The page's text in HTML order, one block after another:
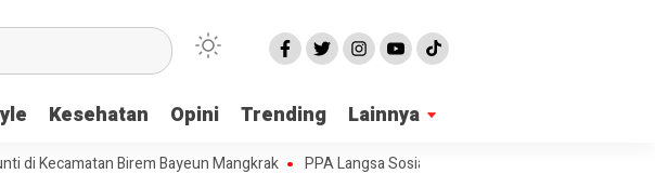
Kesehatan Opini Trending Lainnya
Birem Bayeun Mangkrak PPA Langsa Sosialisasi Penanganan KDRT